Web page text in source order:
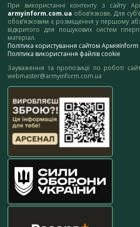
При використанні контенту з сайту
armyinform.com.ua обов’язкове. Для
обов’язковим є розміщення у першому
відкритого для пошукових систем
матеріал.
Політика користування сайтом АрміяInform
Політика використання файлів cookie
Зауваження та пропозиції по роботі
webmaster@armyinform.com.ua